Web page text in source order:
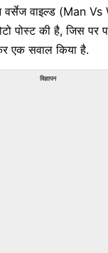
वर्सेज वाइल्ड (Man
पोस्ट की है, जिस पर
एक सवाल किया है.
विज्ञापन